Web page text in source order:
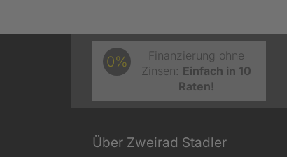
0%
Finanzierung ohne
Zinsen: Einfach in 10
Raten!
Über Zweirad Stadler